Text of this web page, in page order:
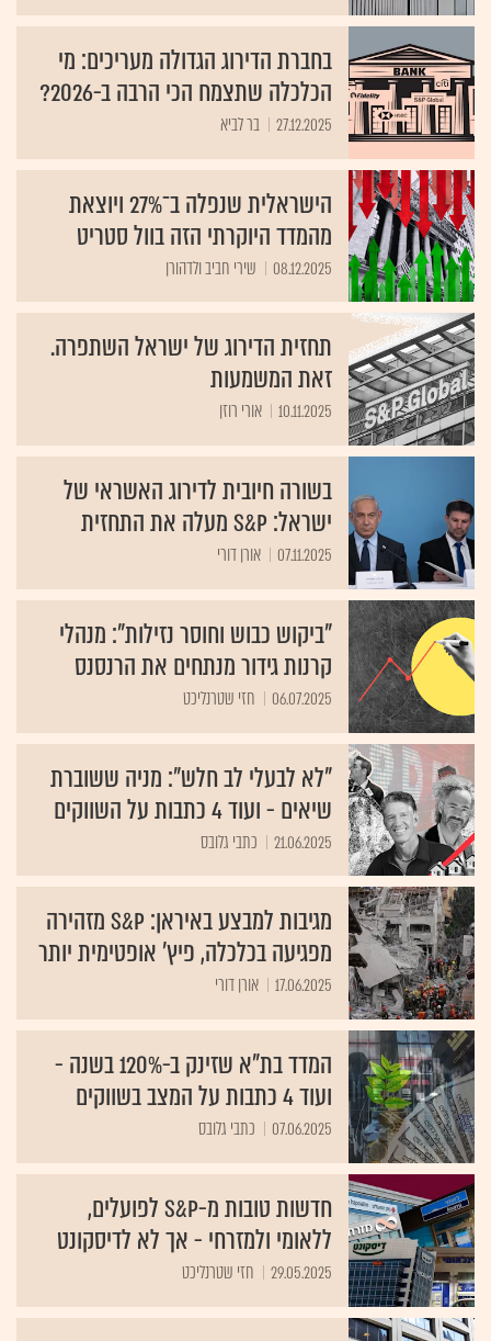
בחברת הדירוג הגדולה מעריכים: מי
הכלכלה שתצמח הכי הרבה ב-2026?
27.12.2025 בר לביא
הישראלית שנפלה ב־27% ויוצאת
מהמדד היוקרתי הזה בוול סטריט
08.12.2025 שירי חביב ולדהורן
תחזית הדירוג של ישראל השתפרה.
זאת המשמעות
10.11.2025 אורי רוזן
בשורה חיובית לדירוג האשראי של
ישראל: S&P מעלה את התחזית
07.11.2025 אורן דורי
"ביקוש כבוש וחוסר נזילות": מנהלי
קרנות גידור מנתחים את הרנסנס
06.07.2025 חזי שטרנליכט
"לא לבעלי לב חלש": מניה ששוברת
שיאים - ועוד 4 כתבות על השווקים
21.06.2025 כתבי גלובס
מגיבות למבצע באיראן: S&P מזהירה
מפגיעה בכלכלה, פיץ' אופטימית יותר
17.06.2025 אורן דורי
המדד בת"א שזינק ב-120% בשנה -
ועוד 4 כתבות על המצב בשווקים
07.06.2025 כתבי גלובס
חדשות טובות מ-S&P לפועלים,
ללאומי ולמזרחי - אך לא לדיסקונט
29.05.2025 חזי שטרנליכט